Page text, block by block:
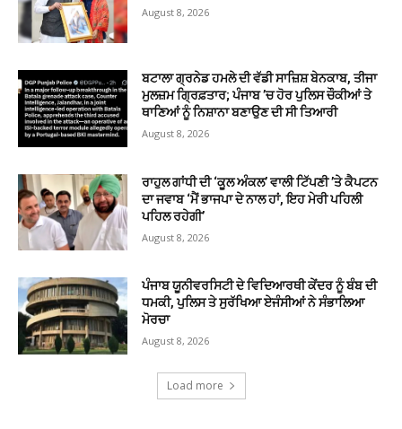
August 8, 2026
ਬਟਾਲਾ ਗ੍ਰਨੇਡ ਹਮਲੇ ਦੀ ਵੱਡੀ ਸਾਜ਼ਿਸ਼ ਬੇਨਕਾਬ, ਤੀਜਾ
ਮੁਲਜ਼ਮ ਗ੍ਰਿਫ਼ਤਾਰ; ਪੰਜਾਬ ’ਚ ਹੋਰ ਪੁਲਿਸ ਚੌਕੀਆਂ ਤੇ
ਥਾਣਿਆਂ ਨੂੰ ਨਿਸ਼ਾਨਾ ਬਣਾਉਣ ਦੀ ਸੀ ਤਿਆਰੀ
August 8, 2026
ਰਾਹੁਲ ਗਾਂਧੀ ਦੀ ‘ਕੂਲ ਅੰਕਲ’ ਵਾਲੀ ਟਿੱਪਣੀ ’ਤੇ ਕੈਪਟਨ
ਦਾ ਜਵਾਬ ‘ਮੈਂ ਭਾਜਪਾ ਦੇ ਨਾਲ ਹਾਂ, ਇਹ ਮੇਰੀ ਪਹਿਲੀ
ਪਹਿਲ ਰਹੇਗੀ’
August 8, 2026
ਪੰਜਾਬ ਯੂਨੀਵਰਸਿਟੀ ਦੇ ਵਿਦਿਆਰਥੀ ਕੇਂਦਰ ਨੂੰ ਬੰਬ ਦੀ
ਧਮਕੀ, ਪੁਲਿਸ ਤੇ ਸੁਰੱਖਿਆ ਏਜੰਸੀਆਂ ਨੇ ਸੰਭਾਲਿਆ
ਮੋਰਚਾ
August 8, 2026
Load more